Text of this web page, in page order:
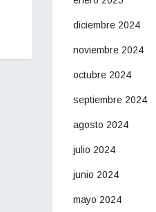
diciembre 2024
noviembre 2024
octubre 2024
septiembre 2024
agosto 2024
julio 2024
junio 2024
mayo 2024